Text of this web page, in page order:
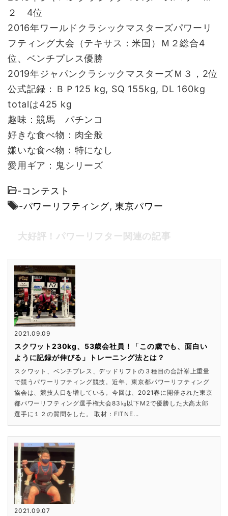
２ 4位
2016年ワールドクラシックマスターズパワーリ
フティング大会（テキサス：米国）Ｍ２総合4
位、ベンチプレス優勝
2019年ジャパンクラシックマスターズＭ３，2位
公式記録：ＢＰ125 kg, SQ 155kg, DL 160kg
totalは425 kg
趣味：競馬 パチンコ
好きな食べ物：肉全般
嫌いな食べ物：特になし
愛用ギア：鬼シリーズ
-コンテスト
-パワーリフティング,東京パワー
大好評！パワーリフター関連の記事
2021.09.09
スクワット230kg、53歳会社員！「この歳でも、面白い
ように記録が伸びる」トレーニング法とは？
スクワット、ベンチプレス、デッドリフトの３種目の合計挙上重量
で競うパワーリフティング競技。近年、東京都パワーリフティング
協会は、競技人口を増している。今回は、2021春に開催された東京
都パワーリフティング選手権大会83㎏以下M2で優勝した大高太郎
選手に１２の質問をした。 取材：FITNE...
2021.09.07